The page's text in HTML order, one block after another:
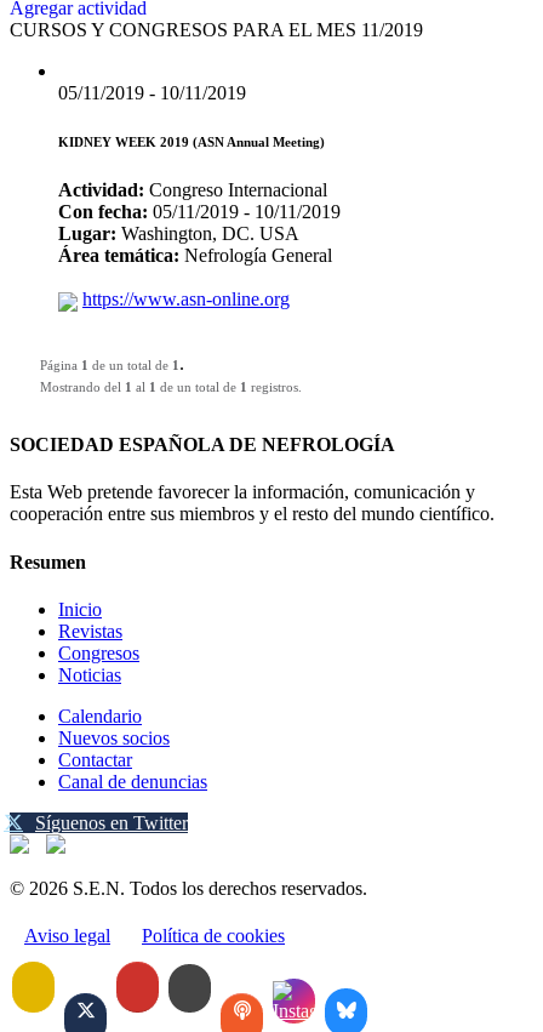
Agregar actividad
CURSOS Y CONGRESOS PARA EL MES 11/2019
05/11/2019 - 10/11/2019
KIDNEY WEEK 2019 (ASN Annual Meeting)
Actividad: Congreso Internacional
Con fecha: 05/11/2019 - 10/11/2019
Lugar: Washington, DC. USA
Área temática: Nefrología General
https://www.asn-online.org
Página 1 de un total de 1 .
Mostrando del 1 al 1 de un total de 1 registros.
SOCIEDAD ESPAÑOLA DE NEFROLOGÍA
Esta Web pretende favorecer la información, comunicación y
cooperación entre sus miembros y el resto del mundo científico.
Resumen
Inicio
Revistas
Congresos
Noticias
Calendario
Nuevos socios
Contactar
Canal de denuncias
Síguenos en Twitter
© 2026 S.E.N. Todos los derechos reservados.
Aviso legal Política de cookies